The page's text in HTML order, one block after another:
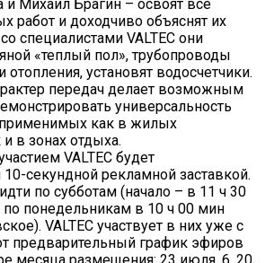
и Михаил Брагин – освоят все
работ и доходчиво объяснят их
специалистами VALTEC они
«теплый пол», трубопроводы
установят водосчетчики.
передач делает возможным
универсальность
как в жилых
в зонах отдыха.
VALTEC будет
секундной рекламной заставкой.
по субботам (начало – в 11 ч 30
понедельникам в 10 ч 00 мин
VALTEC участвует в них уже с
предварительный график эфиров